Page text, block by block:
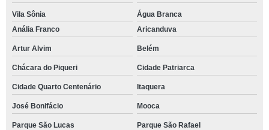
Vila Sônia
Água Branca
Anália Franco
Aricanduva
Artur Alvim Belém
Chácara do Piqueri Cidade Patriarca
Cidade Quarto Centenário Itaquera
José Bonifácio Mooca
Parque São Lucas Parque São Rafael